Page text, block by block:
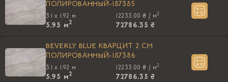
ПОЛИРОВАННЫЙ-187385
3.1 x 1.92 м
5.95 м2
12233.00 ₴ / м2
72786.35 ₴
BEVERLY BLUE КВАРЦИТ 2 CM
ПОЛИРОВАННЫЙ-187386
3.1 x 1.92 м
5.95 м2
12233.00 ₴ / м2
72786.35 ₴